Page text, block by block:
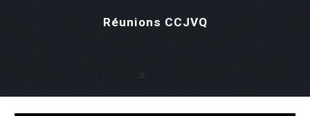
Réunions CCJVQ